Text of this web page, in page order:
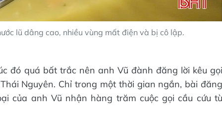
lũ dâng cao, nhiều vùng mất điện và bị cô lập.
đó quá bất trắc nên anh Vũ đành đăng lời kêu gọi
Nguyên. Chỉ trong một thời gian ngắn, bài đăng
của anh Vũ nhận hàng trăm cuộc gọi cầu cứu từ